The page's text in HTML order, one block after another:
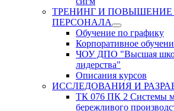
ТРЕНИНГ И
ПЕРСОНАЛА
Обучение по графику
Корпоративное
ЧОУ ДПО "Высшая
лидерства"
Описания курсов
ИССЛЕДОВАНИЯ И
ТК 076 ПК 2 Системы
бережливого